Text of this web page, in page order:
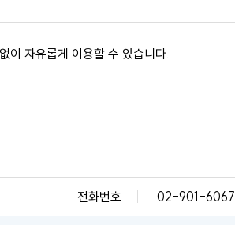
이 자유롭게 이용할 수 있습니다.
전화번호 02-901-6067